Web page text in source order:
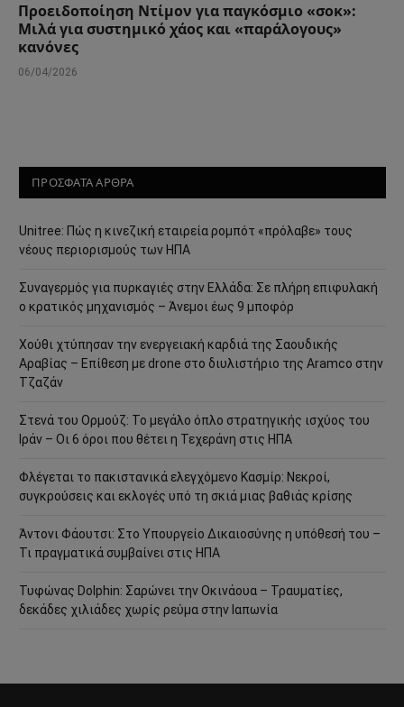
Προειδοποίηση Ντίμον για παγκόσμιο «σοκ»:
Μιλά για συστημικό χάος και «παράλογους»
κανόνες
06/04/2026
ΠΡΟΣΦΑΤΑ ΑΡΘΡΑ
Unitree: Πώς η κινεζική εταιρεία ρομπότ «πρόλαβε» τους
νέους περιορισμούς των ΗΠΑ
Συναγερμός για πυρκαγιές στην Ελλάδα: Σε πλήρη επιφυλακή
ο κρατικός μηχανισμός – Άνεμοι έως 9 μποφόρ
Χούθι χτύπησαν την ενεργειακή καρδιά της Σαουδικής
Αραβίας – Επίθεση με drone στο διυλιστήριο της Aramco στην
Τζαζάν
Στενά του Ορμούζ: Το μεγάλο όπλο στρατηγικής ισχύος του
Ιράν – Οι 6 όροι που θέτει η Τεχεράνη στις ΗΠΑ
Φλέγεται το πακιστανικά ελεγχόμενο Κασμίρ: Νεκροί,
συγκρούσεις και εκλογές υπό τη σκιά μιας βαθιάς κρίσης
Άντονι Φάουτσι: Στο Υπουργείο Δικαιοσύνης η υπόθεσή του –
Τι πραγματικά συμβαίνει στις ΗΠΑ
Τυφώνας Dolphin: Σαρώνει την Οκινάουα – Τραυματίες,
δεκάδες χιλιάδες χωρίς ρεύμα στην Ιαπωνία